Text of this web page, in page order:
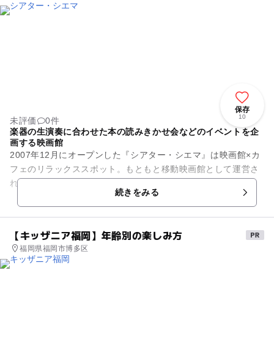
保存
10
未評価
0件
楽器の生演奏に合わせた本の読みきかせ会などのイベントを企
画する映画館
2007年12月にオープンした『シアター・シエマ』は映画館×カ
フェのリラックススポット。もともと移動映画館として運営さ
れていましたが常設スクリーン2つを設置した映画館として生
続きをみる
【キッザニア福岡】年齢別の楽しみ方
福岡県福岡市博多区